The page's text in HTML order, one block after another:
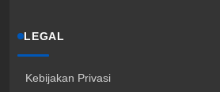
LEGAL
Kebijakan Privasi